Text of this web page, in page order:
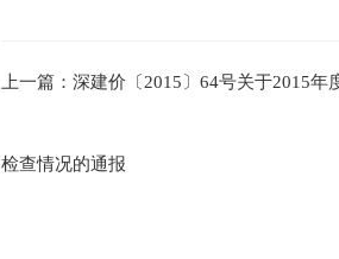
上一篇：深建价〔2015〕64号关于2015
检查情况的通报